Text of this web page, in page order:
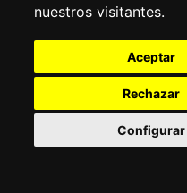
nuestros visitantes.
Aceptar
Rechazar
Configurar
Privacidad
Cookies
Palike Networks, S.L.U.
en Coslada